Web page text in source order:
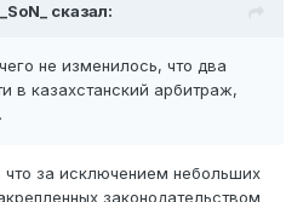
_SoN_ сказал:
не изменилось, что два
в казахстанский арбитраж,
за исключением небольших
законодательством